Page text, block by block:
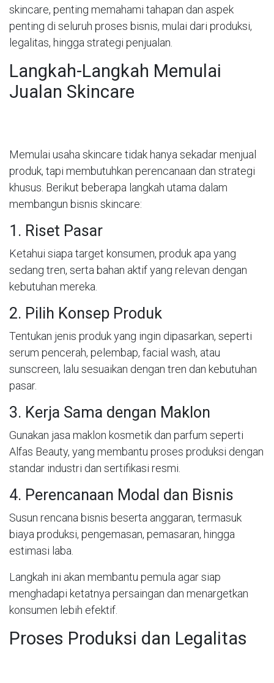
skincare, penting memahami tahapan dan aspek
penting di seluruh proses bisnis, mulai dari produksi,
legalitas, hingga strategi penjualan.
Langkah-Langkah Memulai
Jualan Skincare
Memulai usaha skincare tidak hanya sekadar menjual
produk, tapi membutuhkan perencanaan dan strategi
khusus. Berikut beberapa langkah utama dalam
membangun bisnis skincare:
1. Riset Pasar
Ketahui siapa target konsumen, produk apa yang
sedang tren, serta bahan aktif yang relevan dengan
kebutuhan mereka.
2. Pilih Konsep Produk
Tentukan jenis produk yang ingin dipasarkan, seperti
serum pencerah, pelembap, facial wash, atau
sunscreen, lalu sesuaikan dengan tren dan kebutuhan
pasar.
3. Kerja Sama dengan Maklon
Gunakan jasa maklon kosmetik dan parfum seperti
Alfas Beauty, yang membantu proses produksi dengan
standar industri dan sertifikasi resmi.
4. Perencanaan Modal dan Bisnis
Susun rencana bisnis beserta anggaran, termasuk
biaya produksi, pengemasan, pemasaran, hingga
estimasi laba.
Langkah ini akan membantu pemula agar siap
menghadapi ketatnya persaingan dan menargetkan
konsumen lebih efektif.
Proses Produksi dan Legalitas